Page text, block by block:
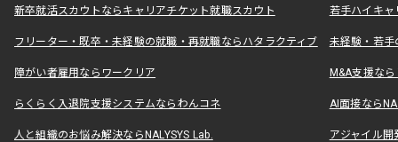
新卒就活スカウトならキャリアチケット就職スカウト 若手ハイキ
フリーター・既卒・未経験の就職・再就職ならハタラクティブ 未経験・若手
障がい者雇用ならワークリア M&A支援な
らくらく入退院支援システムならわんコネ AI面接なら
人と組織のお悩み解決ならNALYSYS Lab. アジャイル